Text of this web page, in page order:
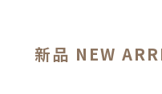
新品 NEW